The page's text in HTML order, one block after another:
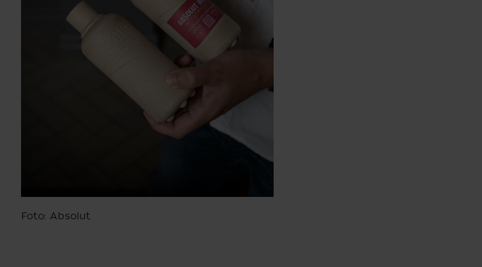
Foto: Absolut